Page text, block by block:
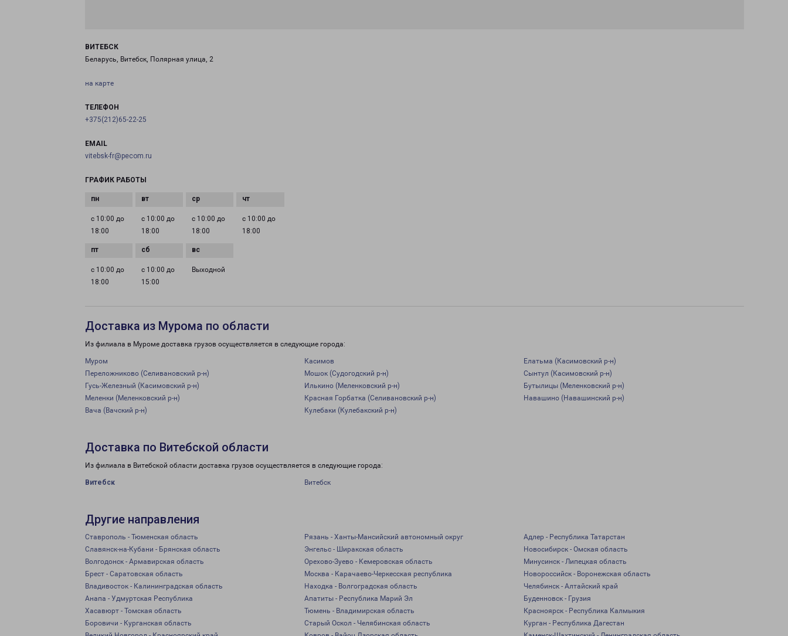
ВИТЕБСК
Беларусь, Витебск, Полярная улица, 2
на карте
ТЕЛЕФОН
+375(212)65-22-25
EMAIL
vitebsk-fr@pecom.ru
ГРАФИК РАБОТЫ
с 10:00 до
18:00
с 10:00 до
18:00
с 10:00 до
18:00
с 10:00 до
18:00
с 10:00 до
18:00
с 10:00 до
15:00
Выходной
Доставка из Мурома по области
Из филиала в Муроме доставка грузов осуществляется в следующие города:
Муром Касимов
Елатьма (Касимовский р-н)
Переложниково (Селивановский р-н)
Мошок (Судогодский р-н)
Сынтул (Касимовский р-н)
Гусь-Железный (Касимовский р-н)
Илькино (Меленковский р-н)
Бутылицы (Меленковский р-н)
Меленки (Меленковский р-н)
Красная Горбатка (Селивановский р-н)
Навашино (Навашинский р-н)
Вача (Вачский р-н)
Кулебаки (Кулебакский р-н)
Доставка по Витебской области
Из филиала в Витебской области доставка грузов осуществляется в следующие города:
Витебск Витебск
Другие направления
Ставрополь - Тюменская область Рязань - Ханты-Мансийский автономный округ
Адлер - Республика Татарстан
Славянск-на-Кубани - Брянская область
Энгельс - Ширакская область
Новосибирск - Омская область
Волгодонск - Армавирская область
Орехово-Зуево - Кемеровская область
Минусинск - Липецкая область
Брест - Саратовская область
Москва - Карачаево-Черкесская республика
Новороссийск - Воронежская область
Владивосток - Калининградская область
Находка - Волгоградская область
Челябинск - Алтайский край
Анапа - Удмуртская Республика
Апатиты - Республика Марий Эл
Буденновск - Грузия
Хасавюрт - Томская область
Тюмень - Владимирская область
Красноярск - Республика Калмыкия
Боровичи - Курганская область
Старый Оскол - Челябинская область
Курган - Республика Дагестан